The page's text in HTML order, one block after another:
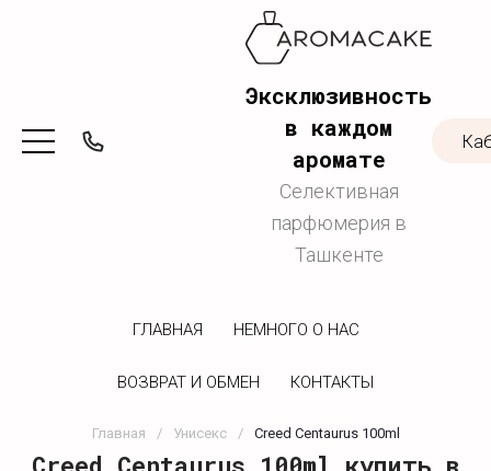
Эксклюзивность
в каждом
аромате
Селективная
парфюмерия в
Ташкенте
ГЛАВНАЯ НЕМНОГО О НАС
ВОЗВРАТ И ОБМЕН КОНТАКТЫ
Главная / Унисекс / Creed Centaurus 100ml